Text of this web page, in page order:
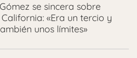
se sincera sobre
«Era un tercio y
unos límites»